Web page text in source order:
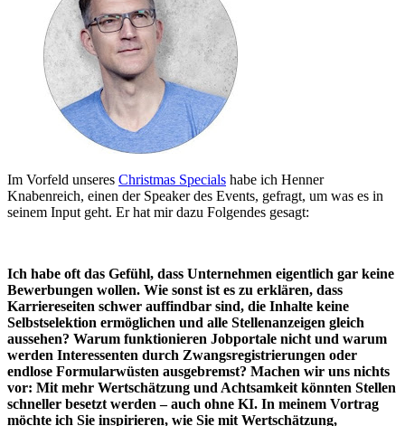
Im Vorfeld unseres Christmas Specials habe ich Henner
Knabenreich, einen der Speaker des Events, gefragt, um was es in
seinem Input geht. Er hat mir dazu Folgendes gesagt:
Ich habe oft das Gefühl, dass Unternehmen eigentlich gar keine
Bewerbungen wollen. Wie sonst ist es zu erklären, dass
Karriereseiten schwer auffindbar sind, die Inhalte keine
Selbstselektion ermöglichen und alle Stellenanzeigen gleich
aussehen? Warum funktionieren Jobportale nicht und warum
werden Interessenten durch Zwangsregistrierungen oder
endlose Formularwüsten ausgebremst? Machen wir uns nichts
vor: Mit mehr Wertschätzung und Achtsamkeit könnten Stellen
schneller besetzt werden – auch ohne KI. In meinem Vortrag
möchte ich Sie inspirieren, wie Sie mit Wertschätzung,